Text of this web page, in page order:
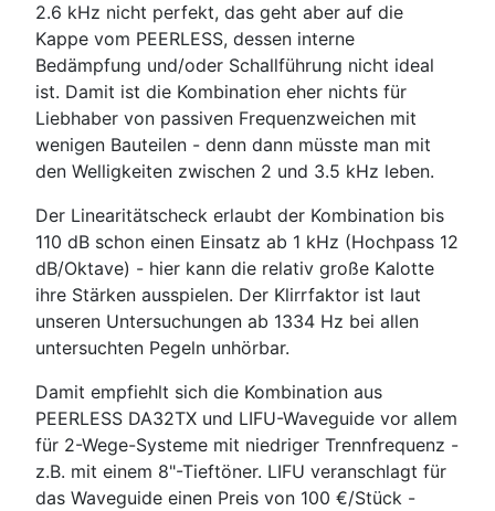
2.6 kHz nicht perfekt, das geht aber auf die
Kappe vom PEERLESS, dessen interne
Bedämpfung und/oder Schallführung nicht ideal
ist. Damit ist die Kombination eher nichts für
Liebhaber von passiven Frequenzweichen mit
wenigen Bauteilen - denn dann müsste man mit
den Welligkeiten zwischen 2 und 3.5 kHz leben.
Der Linearitätscheck erlaubt der Kombination bis
110 dB schon einen Einsatz ab 1 kHz (Hochpass 12
dB/Oktave) - hier kann die relativ große Kalotte
ihre Stärken ausspielen. Der Klirrfaktor ist laut
unseren Untersuchungen ab 1334 Hz bei allen
untersuchten Pegeln unhörbar.
Damit empfiehlt sich die Kombination aus
PEERLESS DA32TX und LIFU-Waveguide vor allem
für 2-Wege-Systeme mit niedriger Trennfrequenz -
z.B. mit einem 8"-Tieftöner. LIFU veranschlagt für
das Waveguide einen Preis von 100 €/Stück -